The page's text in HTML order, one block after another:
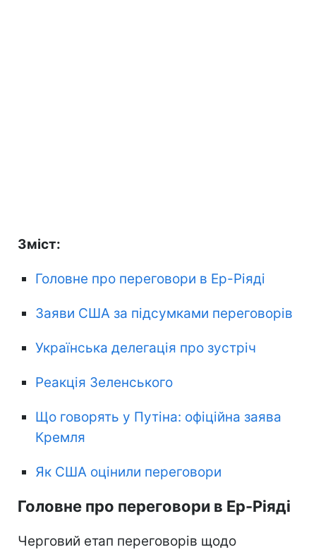
Зміст:
Головне про переговори в Ер-Ріяді
Заяви США за підсумками переговорів
Українська делегація про зустріч
Реакція Зеленського
Що говорять у Путіна: офіційна заява
Кремля
Як США оцінили переговори
Головне про переговори в Ер-Ріяді
Черговий етап переговорів щодо